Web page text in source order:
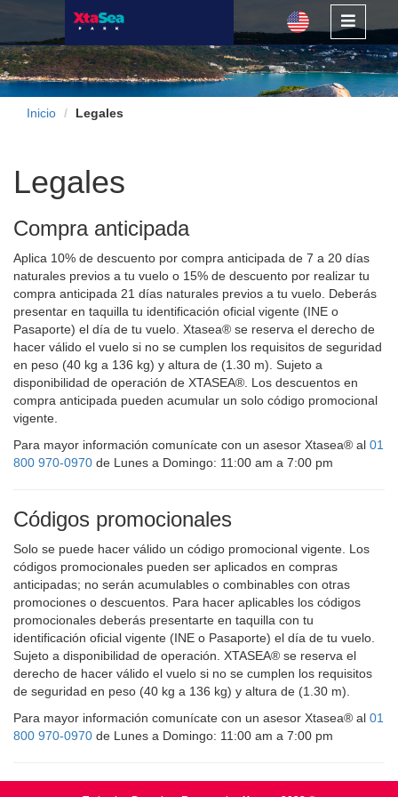
Inicio Legales
Legales
Compra anticipada
Aplica 10% de descuento por compra anticipada de 7 a 20 días
naturales previos a tu vuelo o 15% de descuento por realizar tu
compra anticipada 21 días naturales previos a tu vuelo. Deberás
presentar en taquilla tu identificación oficial vigente (INE o
Pasaporte) el día de tu vuelo. Xtasea® se reserva el derecho de
hacer válido el vuelo si no se cumplen los requisitos de seguridad
en peso (40 kg a 136 kg) y altura de (1.30 m). Sujeto a
disponibilidad de operación de XTASEA®. Los descuentos en
compra anticipada pueden acumular un solo código promocional
vigente.
Para mayor información comunícate con un asesor Xtasea® al 01
800 970-0970 de Lunes a Domingo: 11:00 am a 7:00 pm
Códigos promocionales
Solo se puede hacer válido un código promocional vigente. Los
códigos promocionales pueden ser aplicados en compras
anticipadas; no serán acumulables o combinables con otras
promociones o descuentos. Para hacer aplicables los códigos
promocionales deberás presentarte en taquilla con tu
identificación oficial vigente (INE o Pasaporte) el día de tu vuelo.
Sujeto a disponibilidad de operación. XTASEA® se reserva el
derecho de hacer válido el vuelo si no se cumplen los requisitos
de seguridad en peso (40 kg a 136 kg) y altura de (1.30 m).
Para mayor información comunícate con un asesor Xtasea® al 01
800 970-0970 de Lunes a Domingo: 11:00 am a 7:00 pm